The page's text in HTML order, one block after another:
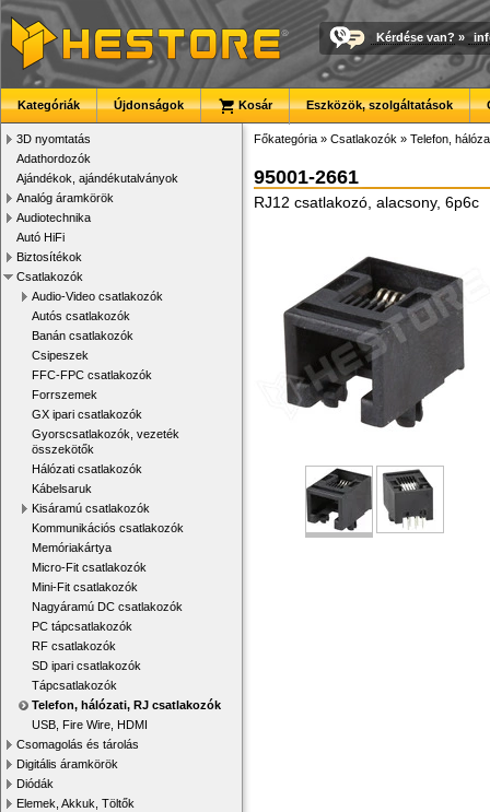
Kérdése van? »
Kategóriák Újdonságok Kosár Eszközök, szolgáltatások
3D nyomtatás
Adathordozók
Ajándékok, ajándékutalványok
Analóg áramkörök
Audiotechnika
Autó HiFi
Biztosítékok
Csatlakozók
Audio-Video csatlakozók
Autós csatlakozók
Banán csatlakozók
Csipeszek
FFC-FPC csatlakozók
Forrszemek
GX ipari csatlakozók
Gyorscsatlakozók, vezeték
összekötők
Hálózati csatlakozók
Kábelsaruk
Kisáramú csatlakozók
Kommunikációs csatlakozók
Memóriakártya
Micro-Fit csatlakozók
Mini-Fit csatlakozók
Nagyáramú DC csatlakozók
PC tápcsatlakozók
RF csatlakozók
SD ipari csatlakozók
Tápcsatlakozók
Telefon, hálózati, RJ csatlakozók
USB, Fire Wire, HDMI
Csomagolás és tárolás
Digitális áramkörök
Diódák
Elemek, Akkuk, Töltők
Főkategória » Csatlakozók » Telefon,
95001-2661
RJ12 csatlakozó, alacsony, 6p6c